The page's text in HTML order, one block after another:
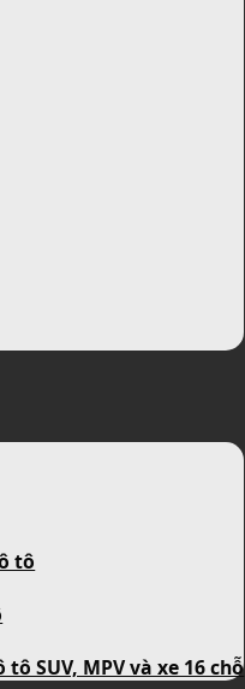
tô
SUV, MPV và xe 16 chỗ